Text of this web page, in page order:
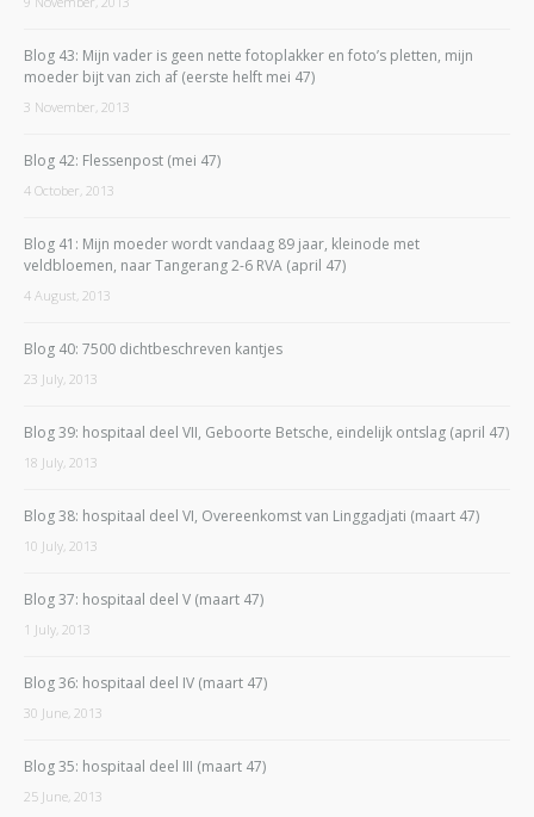
Blog 43: Mijn vader is geen nette fotoplakker en foto’s pletten, mijn
moeder bijt van zich af (eerste helft mei 47)
3 November, 2013
Blog 42: Flessenpost (mei 47)
4 October, 2013
Blog 41: Mijn moeder wordt vandaag 89 jaar, kleinode met
veldbloemen, naar Tangerang 2-6 RVA (april 47)
4 August, 2013
Blog 40: 7500 dichtbeschreven kantjes
23 July, 2013
Blog 39: hospitaal deel VII, Geboorte Betsche, eindelijk ontslag (april 47)
18 July, 2013
Blog 38: hospitaal deel VI, Overeenkomst van Linggadjati (maart 47)
10 July, 2013
Blog 37: hospitaal deel V (maart 47)
1 July, 2013
Blog 36: hospitaal deel IV (maart 47)
30 June, 2013
Blog 35: hospitaal deel III (maart 47)
25 June, 2013